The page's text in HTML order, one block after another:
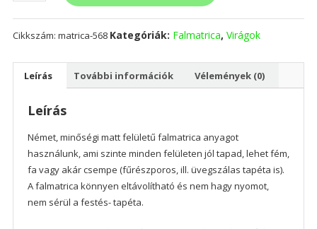
Cikkszám: matrica-568 Kategóriák: Falmatrica, Virágok
Leírás További információk Vélemények (0)
Leírás
Német, minőségi matt felületű falmatrica anyagot
használunk, ami szinte minden felületen jól tapad, lehet fém,
fa vagy akár csempe (fűrészporos, ill. üvegszálas tapéta is).
A falmatrica könnyen eltávolítható és nem hagy nyomot,
nem sérül a festés- tapéta.